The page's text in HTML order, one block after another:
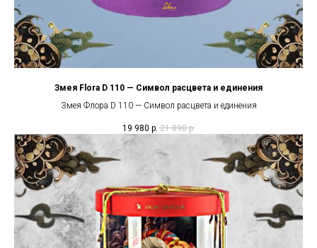
Змея Flora D 110 — Символ расцвета и единения
Змея Флора D 110 — Символ расцвета и единения
19 980 р. 21 890 р.